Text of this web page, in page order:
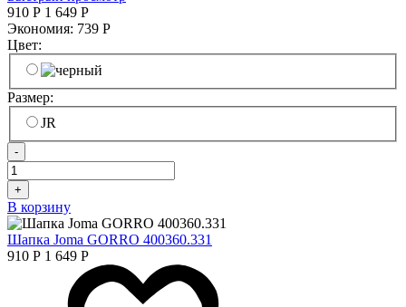
910 Р 1 649 Р
Экономия: 739 Р
Цвет:
Размер:
JR
-
+
В корзину
Шапка Joma GORRO 400360.331
910 Р 1 649 Р